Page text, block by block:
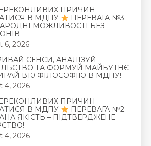
ПРИЧИН
В МДПУ
ПЕРЕВАГА №3.
МОЖЛИВОСТІ БЕЗ
6, 2026
СЕНСИ, АНАЛІЗУЙ
ТА ФОРМУЙ МАЙБУТНЄ
В10 ФІЛОСОФІЮ В МДПУ!
4, 2026
ПРИЧИН
В МДПУ
ПЕРЕВАГА №2.
ЯКІСТЬ – ПІДТВЕРДЖЕНЕ
4, 2026